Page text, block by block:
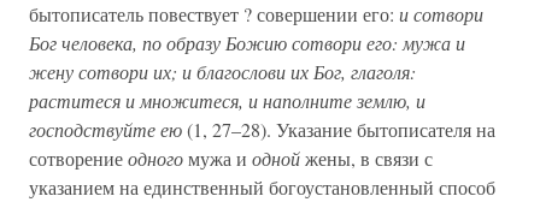
бытописатель повествует ? совершении его: и сотвори
Бог человека, по образу Божию сотвори его: мужа и
жену сотвори их; и благослови их Бог, глаголя:
раститеся и множитеся, и наполните землю, и
господствуйте ею(1, 27–28). Указание бытописателя на
сотворениеодногомужа и однойжены, в связи с
указанием на единственный богоустановленный способ